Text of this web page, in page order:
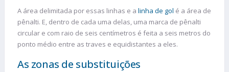
A área delimitada por essas linhas e a linha de gol é a área de
pênalti. E, dentro de cada uma delas, uma marca de pênalti
circular e com raio de seis centímetros é feita a seis metros do
ponto médio entre as traves e equidistantes a eles.
As zonas de substituições